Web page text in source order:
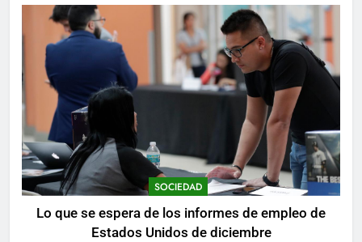
SOCIEDAD
Lo que se espera de los informes de empleo de
Estados Unidos de diciembre